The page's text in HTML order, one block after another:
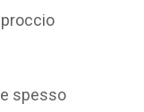
spesso